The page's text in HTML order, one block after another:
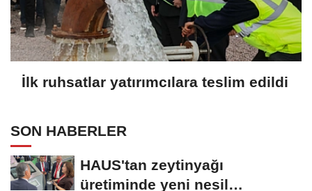
İlk ruhsatlar yatırımcılara teslim edildi
SON HABERLER
HAUS'tan zeytinyağı
üretiminde yeni nesil